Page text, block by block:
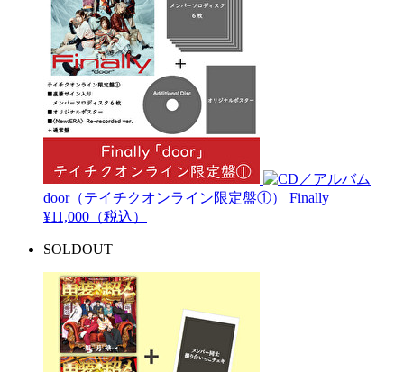
door（テイチクオンライン限定盤①） Finally
¥11,000（税込）
SOLDOUT